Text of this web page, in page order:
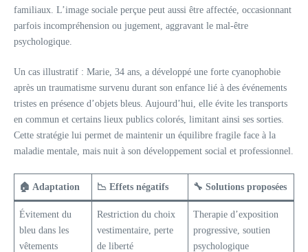
familiaux. L’image sociale perçue peut aussi être affectée, occasionnant
parfois incompréhension ou jugement, aggravant le mal-être
psychologique.
Un cas illustratif : Marie, 34 ans, a développé une forte cyanophobie
après un traumatisme survenu durant son enfance lié à des événements
tristes en présence d’objets bleus. Aujourd’hui, elle évite les transports
en commun et certains lieux publics colorés, limitant ainsi ses sorties.
Cette stratégie lui permet de maintenir un équilibre fragile face à la
maladie mentale, mais nuit à son développement social et professionnel.
🏠 Adaptation 📉 Effets négatifs 🔧 Solutions proposées
Évitement du
bleu dans les
vêtements
Restriction du choix
vestimentaire, perte
de liberté
Therapie d’exposition
progressive, soutien
psychologique